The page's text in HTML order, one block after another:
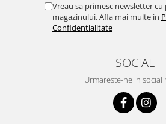
Vreau sa primesc newsletter
magazinului. Afla mai multe in
Confidentialitate
SOCIAL
Urmareste-ne in social